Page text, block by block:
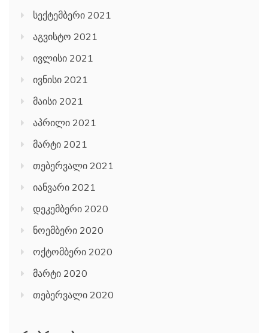
სექტემბერი 2021
აგვისტო 2021
ივლისი 2021
ივნისი 2021
მაისი 2021
აპრილი 2021
მარტი 2021
თებერვალი 2021
იანვარი 2021
დეკემბერი 2020
ნოემბერი 2020
ოქტომბერი 2020
მარტი 2020
თებერვალი 2020